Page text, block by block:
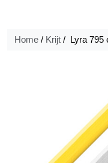
Home / Krijt / Lyra 795